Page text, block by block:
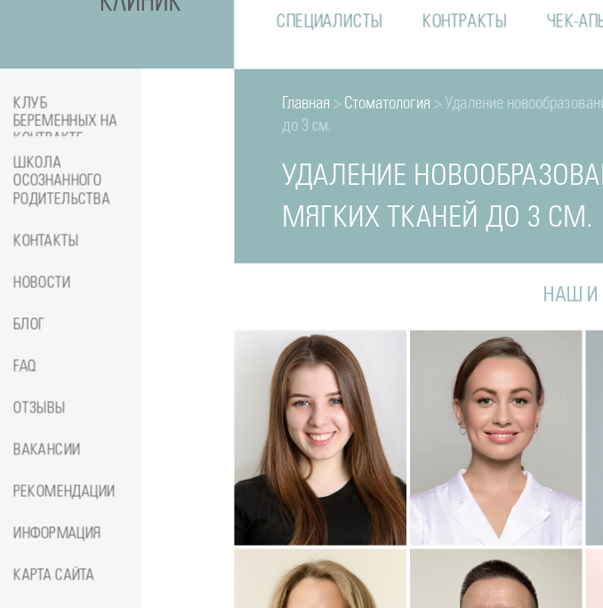
СПЕЦИАЛИСТЫ КОНТРАКТЫ ЧЕК-
КЛУБ
БЕРЕМЕННЫХ НА
КОНТРАКТЕ
ШКОЛА
ОСОЗНАННОГО
РОДИТЕЛЬСТВА
КОНТАКТЫ
НОВОСТИ
БЛОГ
FAQ
ОТЗЫВЫ
ВАКАНСИИ
РЕКОМЕНДАЦИИ
ИНФОРМАЦИЯ
КАРТА САЙТА
Главная > Стоматология > Удаление
до 3 см.
УДАЛЕНИЕ
МЯГКИХ ТКАНЕЙ ДО 3 СМ.
НАШИ
Подробнее
Джумаева
Амина
Стоматолог-ортопед
Подробнее
о Наталья
Соколовская
Стоматолог-терапевт